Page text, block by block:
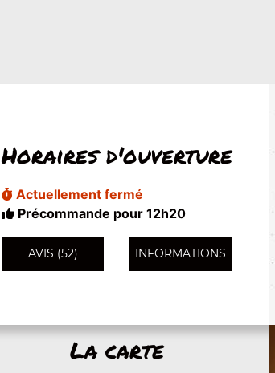
Horaires d'ouverture
Actuellement fermé
Précommande pour 12h20
AVIS (52) INFORMATIONS
La carte